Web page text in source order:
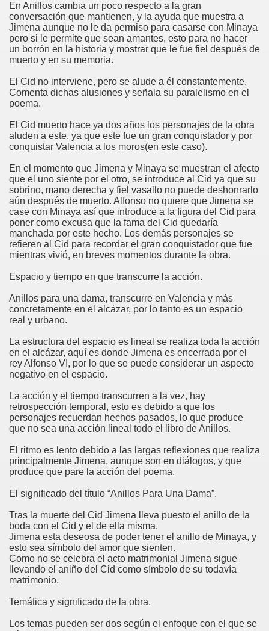
En Anillos cambia un poco respecto a la gran
conversación que mantienen, y la ayuda que muestra a
Jimena aunque no le da permiso para casarse con Minaya
pero si le permite que sean amantes, esto para no hacer
un borrón en la historia y mostrar que le fue fiel después de
muerto y en su memoria.
El Cid no interviene, pero se alude a él constantemente.
Comenta dichas alusiones y señala su paralelismo en el
poema.
El Cid muerto hace ya dos años los personajes de la obra
aluden a este, ya que este fue un gran conquistador y por
conquistar Valencia a los moros(en este caso).
En el momento que Jimena y Minaya se muestran el afecto
que el uno siente por el otro, se introduce al Cid ya que su
sobrino, mano derecha y fiel vasallo no puede deshonrarlo
aún después de muerto. Alfonso no quiere que Jimena se
case con Minaya así que introduce a la figura del Cid para
poner como excusa que la fama del Cid quedaría
manchada por este hecho. Los demás personajes se
refieren al Cid para recordar el gran conquistador que fue
mientras vivió, en breves momentos durante la obra.
Espacio y tiempo en que transcurre la acción.
Anillos para una dama, transcurre en Valencia y más
concretamente en el alcázar, por lo tanto es un espacio
real y urbano.
La estructura del espacio es lineal se realiza toda la acción
en el alcázar, aquí es donde Jimena es encerrada por el
rey Alfonso VI, por lo que se puede considerar un aspecto
negativo en el espacio.
La acción y el tiempo transcurren a la vez, hay
retrospección temporal, esto es debido a que los
personajes recuerdan hechos pasados, lo que produce
que no sea una acción lineal todo el libro de Anillos.
El ritmo es lento debido a las largas reflexiones que realiza
principalmente Jimena, aunque son en diálogos, y que
produce que pare la acción del poema.
El significado del título “Anillos Para Una Dama”.
Tras la muerte del Cid Jimena lleva puesto el anillo de la
boda con el Cid y el de ella misma.
Jimena esta deseosa de poder tener el anillo de Minaya, y
esto sea símbolo del amor que sienten.
Como no se celebra el acto matrimonial Jimena sigue
llevando el aniño del Cid como símbolo de su todavía
matrimonio.
Temática y significado de la obra.
Los temas pueden ser dos según el enfoque con el que se